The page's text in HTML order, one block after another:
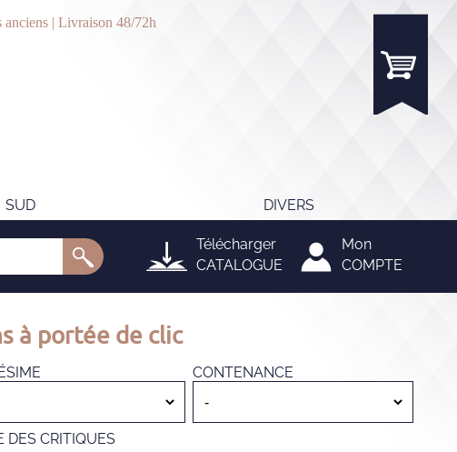
anciens | Livraison 48/72h
SUD DIVERS
Télécharger
CATALOGUE
Mon
COMPTE
à portée de clic
CONTENANCE
DES CRITIQUES